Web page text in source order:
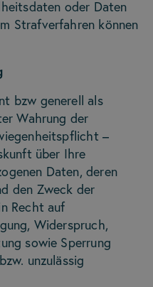
oder Daten
Strafverfahren können
bzw generell als
Wahrung der
–
über Ihre
Daten, deren
den Zweck der
Recht auf
Widerspruch,
sowie Sperrung
unzulässig